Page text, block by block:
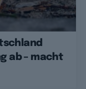
ab – macht